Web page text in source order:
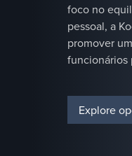
foco no
pessoal, a
promover
funcionários
Explore